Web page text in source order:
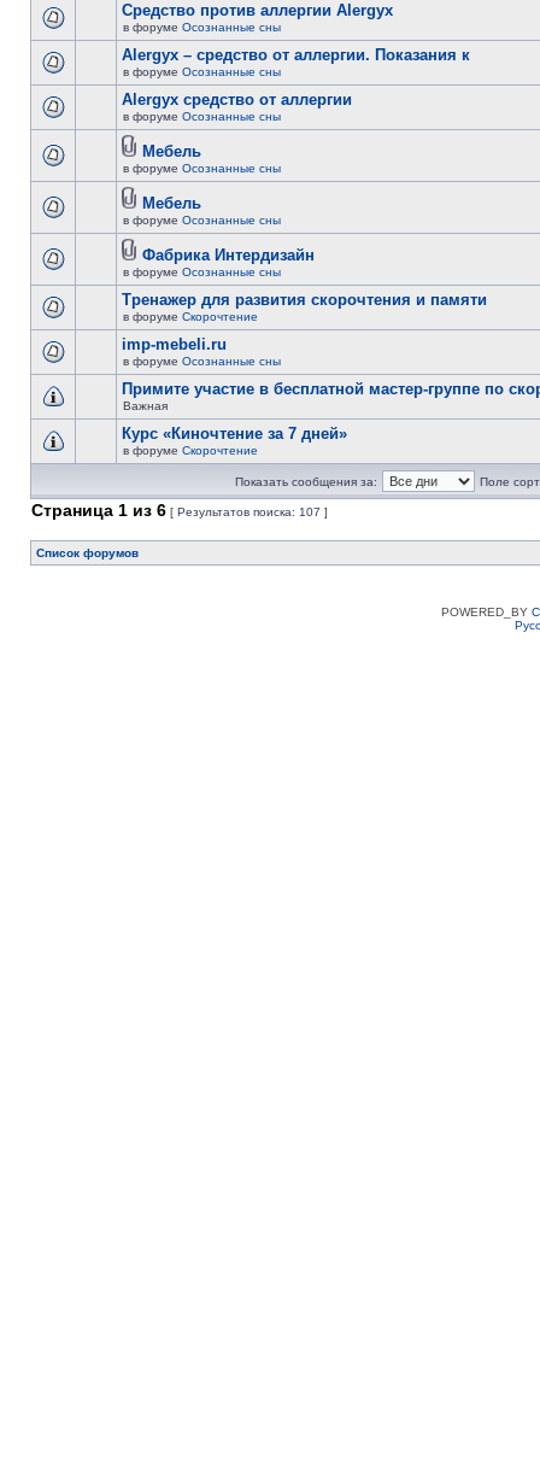
Cредство против аллергии Alergyx
в форуме Осознанные сны
Alergyx – средство от аллергии. Показания к
в форуме Осознанные сны
Alergyx средство от аллергии
в форуме Осознанные сны
Мебель
в форуме Осознанные сны
Мебель
в форуме Осознанные сны
Фабрика Интердизайн
в форуме Осознанные сны
Тренажер для развития скорочтения и памяти
в форуме Скорочтение
imp-mebeli.ru
в форуме Осознанные сны
Примите участие в бесплатной мастер-группе по
Важная
Курс «Киночтение за 7 дней»
в форуме Скорочтение
Показать сообщения за: Поле
Страница 1 из 6 [ Результатов поиска: 107 ]
Список форумов
POWERED_BY